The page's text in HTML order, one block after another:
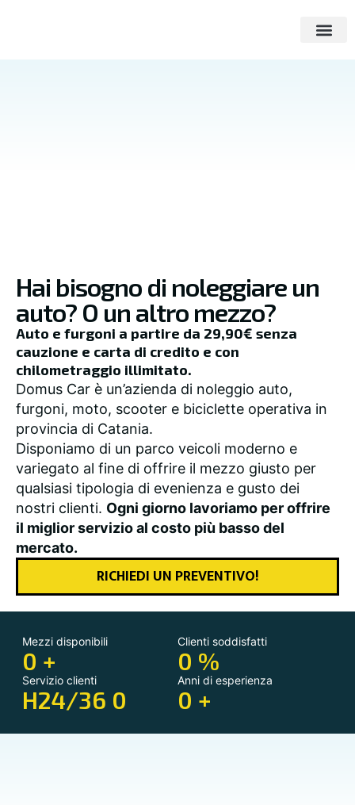
Hai bisogno di noleggiare un
auto? O un altro mezzo?
Auto e furgoni a partire da 29,90€ senza
cauzione e carta di credito e con
chilometraggio illimitato.
Domus Car è un’azienda di noleggio auto,
furgoni, moto, scooter e biciclette operativa in
provincia di Catania.
Disponiamo di un parco veicoli moderno e
variegato al fine di offrire il mezzo giusto per
qualsiasi tipologia di evenienza e gusto dei
nostri clienti. Ogni giorno lavoriamo per offrire
il miglior servizio al costo più basso del
mercato.
RICHIEDI UN PREVENTIVO!
Mezzi disponibili
0 +
Clienti soddisfatti
0 %
Servizio clienti
H24/36 0
Anni di esperienza
0 +